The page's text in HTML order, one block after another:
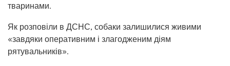
тваринами.
Як розповіли в ДСНС, собаки залишилися живими
«завдяки оперативним і злагодженим діям
рятувальників».